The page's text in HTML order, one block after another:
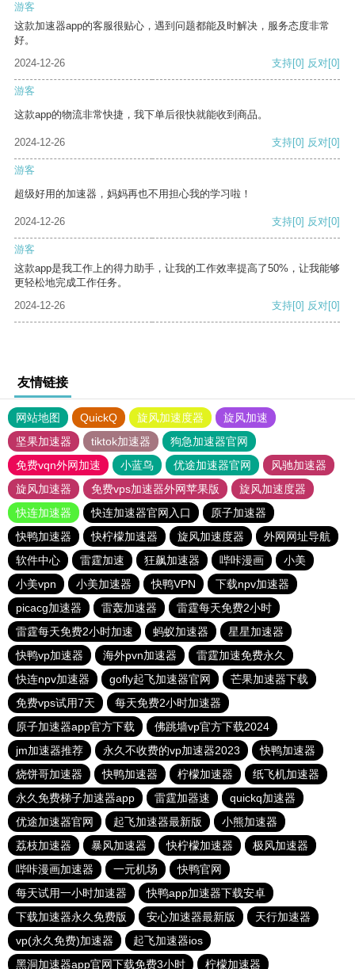
游客
这款加速器app的客服很贴心，遇到问题都能及时解决，服务态度非常
好。
2024-12-26
支持[0] 反对[0]
游客
这款app的物流非常快捷，我下单后很快就能收到商品。
2024-12-26 支持[0] 反对[0]
游客
超级好用的加速器，妈妈再也不用担心我的学习啦！
2024-12-26 支持[0] 反对[0]
游客
这款app是我工作上的得力助手，让我的工作效率提高了50%，让我能够
更轻松地完成工作任务。
2024-12-26
支持[0] 反对[0]
友情链接
网站地图 QuickQ 旋风加速度器
旋风加速
坚果加速器
tiktok加速器
狗急加速器官网
免费vqn外网加速
小蓝鸟 优途加速器官网
风驰加速器
旋风加速器
免费vps加速器外网苹果版
旋风加速度器
快连加速器
快连加速器官网入口
原子加速器
快鸭加速器
快柠檬加速器 旋风加速度器
外网网址导航
软件中心
雷霆加速 狂飙加速器 哔咔漫画
小美
小美vpn
小美加速器 快鸭VPN
下载npv加速器
picacg加速器
雷轰加速器
雷霆每天免费2小时
雷霆每天免费2小时加速
蚂蚁加速器
星星加速器
快鸭vp加速器
海外pvn加速器
雷霆加速免费永久
快连npv加速器
gofly起飞加速器官网
芒果加速器下载
免费vps试用7天
每天免费2小时加速器
原子加速器app官方下载
佛跳墙vp官方下载2024
jm加速器推荐
永久不收费的vp加速器2023
快鸭加速器
烧饼哥加速器
快鸭加速器 柠檬加速器
纸飞机加速器
永久免费梯子加速器app
雷霆加器速
quickq加速器
优途加速器官网
起飞加速器最新版
小熊加速器
荔枝加速器
暴风加速器 快柠檬加速器
极风加速器
哔咔漫画加速器
一元机场
快鸭官网
每天试用一小时加速器
快鸭app加速器下载安卓
下载加速器永久免费版
安心加速器最新版
天行加速器
vp(永久免费)加速器
起飞加速器ios
黑洞加速器app官网下载免费3小时
柠檬加速器